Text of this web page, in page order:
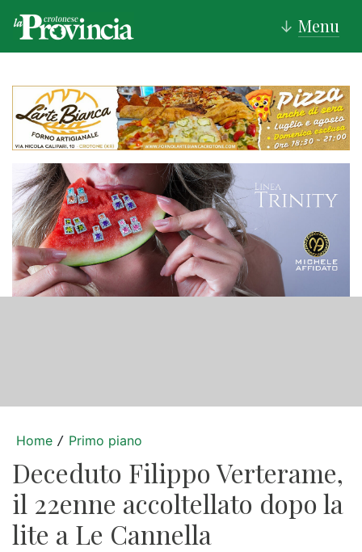
↓ Menu
Home / Primo piano
Deceduto Filippo Verterame,
il 22enne accoltellato dopo la
lite a Le Cannella